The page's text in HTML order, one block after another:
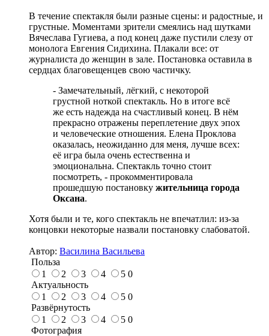
В течение спектакля были разные сцены: и радостные, и
грустные. Моментами зрители смеялись над шутками
Вячеслава Гугиева, а под конец даже пустили слезу от
монолога Евгения Сидихина. Плакали все: от
журналиста до женщин в зале. Постановка оставила в
сердцах благовещенцев свою частичку.
- Замечательный, лёгкий, с некоторой
грустной ноткой спектакль. Но в итоге всё
же есть надежда на счастливый конец. В нём
прекрасно отражены переплетение двух эпох
и человеческие отношения. Елена Проклова
оказалась, неожиданно для меня, лучше всех:
её игра была очень естественна и
эмоциональна. Спектакль точно стоит
посмотреть, - прокомментировала
прошедшую постановку жительница города
Оксана.
Хотя были и те, кого спектакль не впечатлил: из-за
концовки некоторые назвали постановку слабоватой.
Автор: Василина Васильева
Польза
1
2 3 4 5 0
Актуальность
1
2 3 4 5 0
Развёрнутость
1
2 3 4 5 0
Фотография